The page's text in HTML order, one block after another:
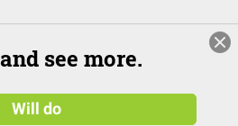
see more.
Will do